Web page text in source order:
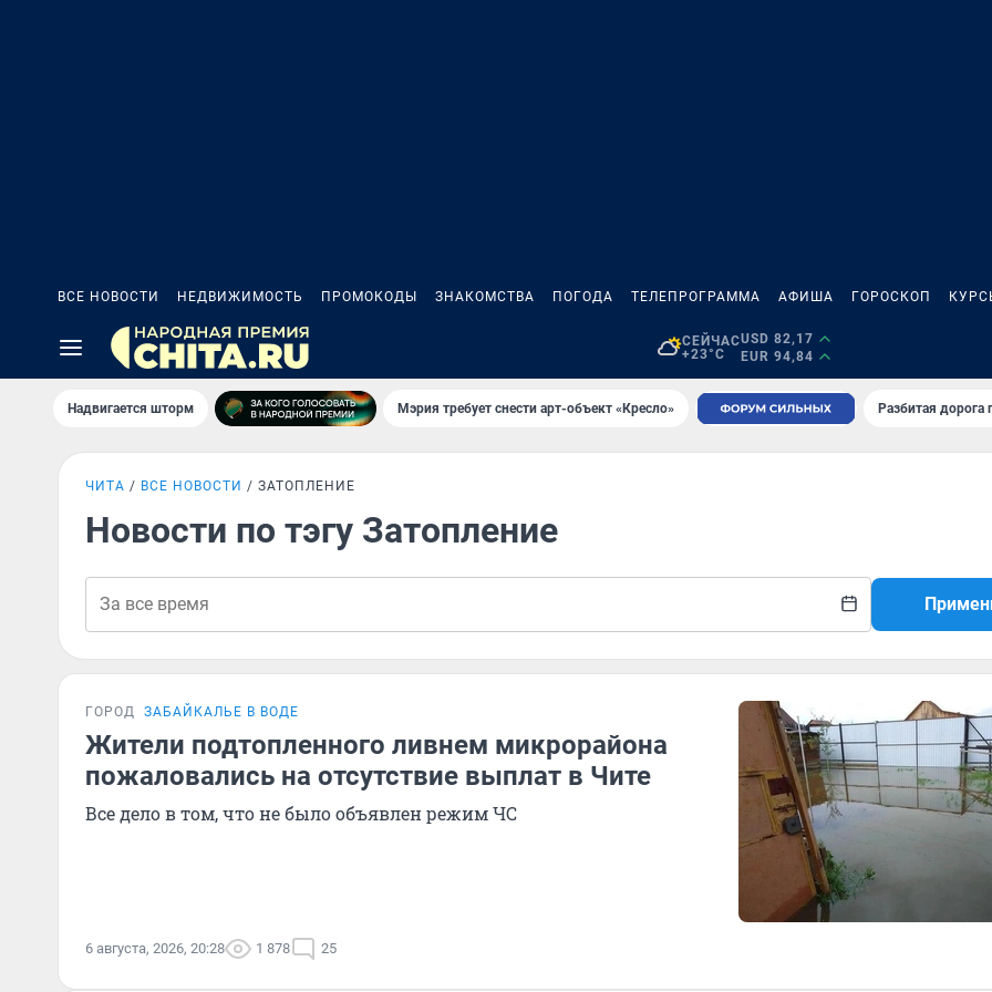
ВСЕ НОВОСТИ НЕДВИЖИМОСТЬ ПРОМОКОДЫ ЗНАКОМСТВА ПОГОДА ТЕЛЕПРОГРАММА АФИША ГОРОСКОП
СЕЙЧАС
+23°C
USD 82,17
EUR 94,84
Надвигается шторм Мэрия требует снести арт-объект «Кресло» Разбитая дорога
ЧИТА ВСЕ НОВОСТИ ЗАТОПЛЕНИЕ
Новости по тэгу Затопление
ГОРОД ЗАБАЙКАЛЬЕ В ВОДЕ
Жители подтопленного ливнем микрорайона
пожаловались на отсутствие выплат в Чите
Все дело в том, что не было объявлен режим ЧС
6 августа, 2026, 20:28 1 878 25